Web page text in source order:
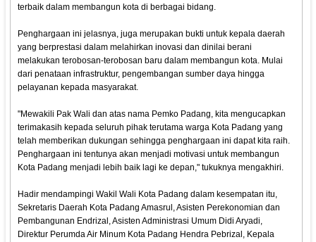
terbaik dalam membangun kota di berbagai bidang.
Penghargaan ini jelasnya, juga merupakan bukti untuk kepala daerah
yang berprestasi dalam melahirkan inovasi dan dinilai berani
melakukan terobosan-terobosan baru dalam membangun kota. Mulai
dari penataan infrastruktur, pengembangan sumber daya hingga
pelayanan kepada masyarakat.
"Mewakili Pak Wali dan atas nama Pemko Padang, kita mengucapkan
terimakasih kepada seluruh pihak terutama warga Kota Padang yang
telah memberikan dukungan sehingga penghargaan ini dapat kita raih.
Penghargaan ini tentunya akan menjadi motivasi untuk membangun
Kota Padang menjadi lebih baik lagi ke depan," tukuknya mengakhiri.
Hadir mendampingi Wakil Wali Kota Padang dalam kesempatan itu,
Sekretaris Daerah Kota Padang Amasrul, Asisten Perekonomian dan
Pembangunan Endrizal, Asisten Administrasi Umum Didi Aryadi,
Direktur Perumda Air Minum Kota Padang Hendra Pebrizal, Kepala